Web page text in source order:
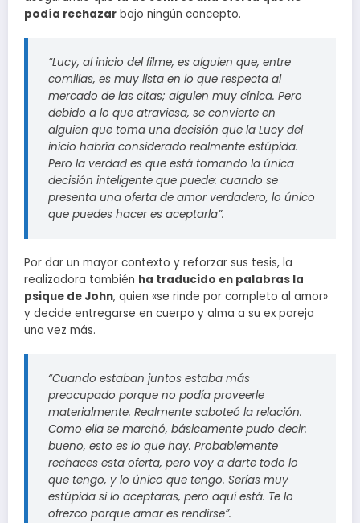
podía rechazar bajo ningún concepto.
“Lucy, al inicio del filme, es alguien que, entre
comillas, es muy lista en lo que respecta al
mercado de las citas; alguien muy cínica. Pero
debido a lo que atraviesa, se convierte en
alguien que toma una decisión que la Lucy del
inicio habría considerado realmente estúpida.
Pero la verdad es que está tomando la única
decisión inteligente que puede: cuando se
presenta una oferta de amor verdadero, lo único
que puedes hacer es aceptarla”.
Por dar un mayor contexto y reforzar sus tesis, la
realizadora también ha traducido en palabras la
psique de John, quien «se rinde por completo al amor»
y decide entregarse en cuerpo y alma a su ex pareja
una vez más.
“Cuando estaban juntos estaba más
preocupado porque no podía proveerle
materialmente. Realmente saboteó la relación.
Como ella se marchó, básicamente pudo decir:
bueno, esto es lo que hay. Probablemente
rechaces esta oferta, pero voy a darte todo lo
que tengo, y lo único que tengo. Serías muy
estúpida si lo aceptaras, pero aquí está. Te lo
ofrezco porque amar es rendirse”.